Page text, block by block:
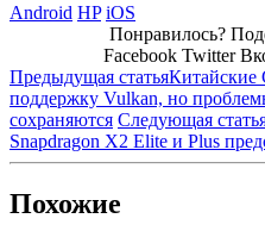
Android HP iOS
Понравилось?
Facebook Twitter
Предыдущая статьяКитайские
поддержку Vulkan, но
сохраняются Следующая
Snapdragon X2 Elite и Plus
Похожие